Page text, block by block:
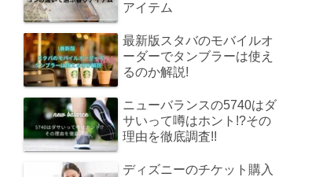
アイテム
最新版スタバのモバイルオ
ーダーでタンブラーは使え
るのか解説!
ニューバランスの5740はダ
サいって噂はホント!?その
理由を徹底調査!!
ディズニーのチケット購入